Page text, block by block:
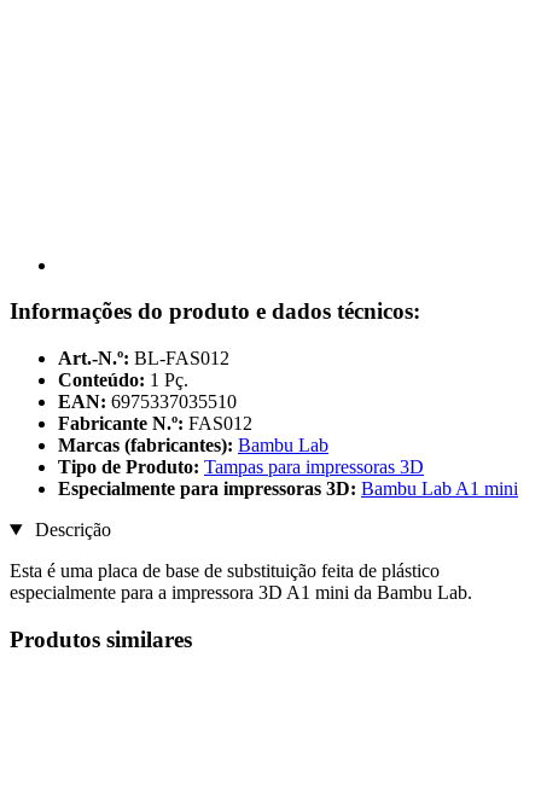
Informações do produto e dados técnicos:
Art.-N.º: BL-FAS012
Conteúdo: 1 Pç.
EAN: 6975337035510
Fabricante N.º: FAS012
Marcas (fabricantes): Bambu Lab
Tipo de Produto: Tampas para impressoras 3D
Especialmente para impressoras 3D: Bambu Lab A1 mini
Descrição
Esta é uma placa de base de substituição feita de plástico
especialmente para a impressora 3D A1 mini da Bambu Lab.
Produtos similares